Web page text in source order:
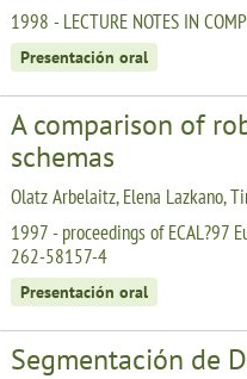
1998 - LECTURE NOTES IN
Presentación oral
A comparison of
schemas
Olatz Arbelaitz, Elena Lazkano,
1997 - proceedings of ECAL?97
262-58157-4
Presentación oral
Segmentación de